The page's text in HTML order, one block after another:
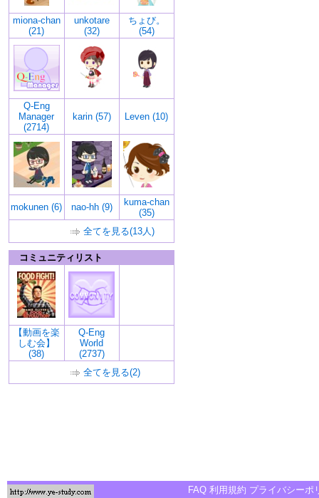
miona-chan
(21)
unkotare
(32)
ちょび。
(54)
Q-Eng
Manager
(2714)
karin (57) Leven (10)
mokunen (6) nao-hh (9)
kuma-chan
(35)
全てを見る(13人)
コミュニティリスト
【動画を楽
しむ会】
(38)
Q-Eng
World
(2737)
全てを見る(2)
FAQ 利用規約 プライバシーポ